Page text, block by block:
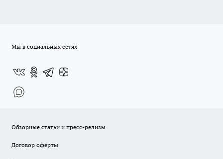
Мы в социальных сетях
Обзорные статьи и пресс-релизы
Договор оферты